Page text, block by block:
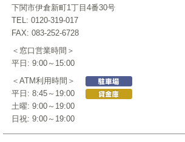
下関市伊倉新町1丁目4番30号
TEL: 0120-319-017
FAX: 083-252-6728
＜窓口営業時間＞
平日: 9:00～15:00
＜ATM利用時間＞
平日: 8:45～19:00
土曜: 9:00～19:00
日祝: 9:00～19:00